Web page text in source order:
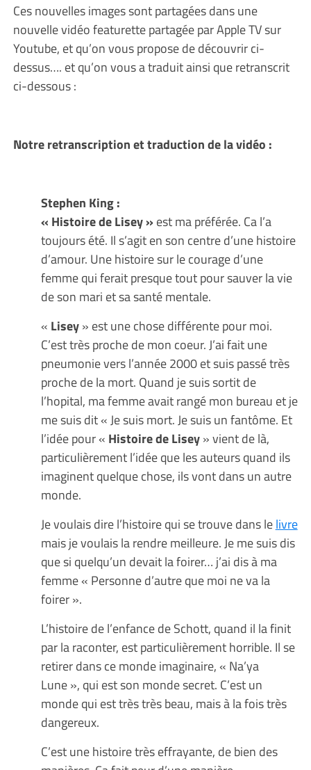
Ces nouvelles images sont partagées dans une
nouvelle vidéo featurette partagée par Apple TV sur
Youtube, et qu’on vous propose de découvrir ci-
dessus…. et qu’on vous a traduit ainsi que retranscrit
ci-dessous :
Notre retranscription et traduction de la vidéo :
Stephen King :
« Histoire de Lisey » est ma préférée. Ca l’a
toujours été. Il s’agit en son centre d’une histoire
d’amour. Une histoire sur le courage d’une
femme qui ferait presque tout pour sauver la vie
de son mari et sa santé mentale.
« Lisey» est une chose différente pour moi.
C’est très proche de mon coeur. J’ai fait une
pneumonie vers l’année 2000 et suis passé très
proche de la mort. Quand je suis sortit de
l’hopital, ma femme avait rangé mon bureau et je
me suis dit « Je suis mort. Je suis un fantôme. Et
l’idée pour « Histoire de Lisey» vient de là,
particulièrement l’idée que les auteurs quand ils
imaginent quelque chose, ils vont dans un autre
monde.
Je voulais dire l’histoire qui se trouve dans lelivre
mais je voulais la rendre meilleure. Je me suis dis
que si quelqu’un devait la foirer… j’ai dis à ma
femme « Personne d’autre que moi ne va la
foirer ».
L’histoire de l’enfance de Schott, quand il la finit
par la raconter, est particulièrement horrible. Il se
retirer dans ce monde imaginaire, « Na’ya
Lune », qui est son monde secret. C’est un
monde qui est très très beau, mais à la fois très
dangereux.
C’est une histoire très effrayante, de bien des